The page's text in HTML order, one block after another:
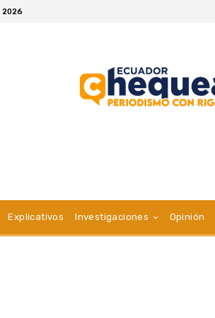
2026
Explicativos Investigaciones Opinión